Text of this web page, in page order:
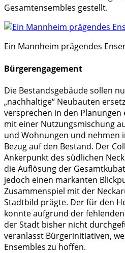
Gesamtensembles gestellt.
Ein Mannheim prägendes
Bürgerengagement
Die Bestandsgebäude sollen
„nachhaltige“ Neubauten
versprechen in den
mit einer Nutzungsmischung
und Wohnungen und nehmen
Bezug auf den Bestand. Der
Ankerpunkt des südlichen
die Auflösung der
jedoch einen markanten
Zusammenspiel mit der
Stadtbild prägte. Der für den
konnte aufgrund der
der Stadt bisher nicht
veranlasst Bürgerinitiativen,
Ensembles zu hoffen.